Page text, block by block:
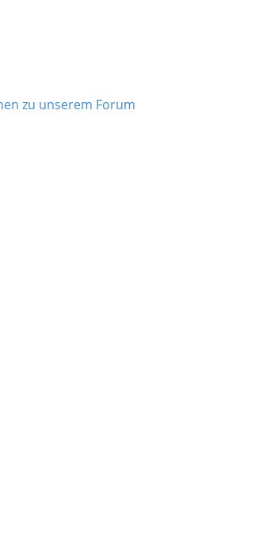
zu unserem Forum